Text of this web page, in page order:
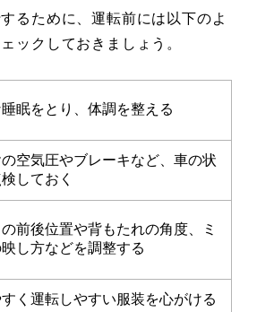
るために、運転前には以下のよ
ックしておきましょう。
眠をとり、体調を整える
空気圧やブレーキなど、車の状
しておく
前後位置や背もたれの角度、ミ
し方などを調整する
く運転しやすい服装を心がける